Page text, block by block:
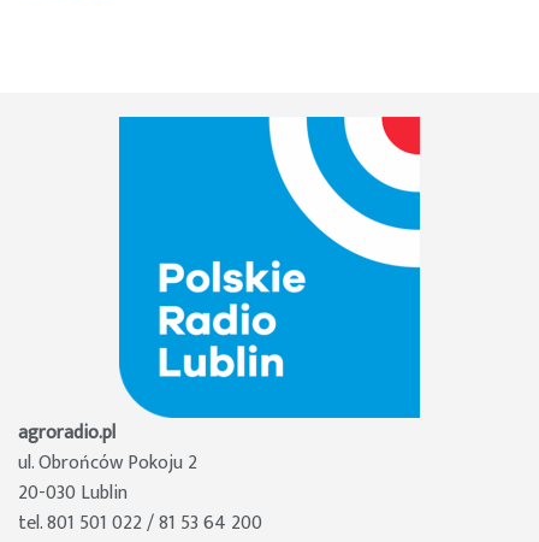
agroradio.pl
ul. Obrońców Pokoju 2
20-030 Lublin
tel. 801 501 022 / 81 53 64 200